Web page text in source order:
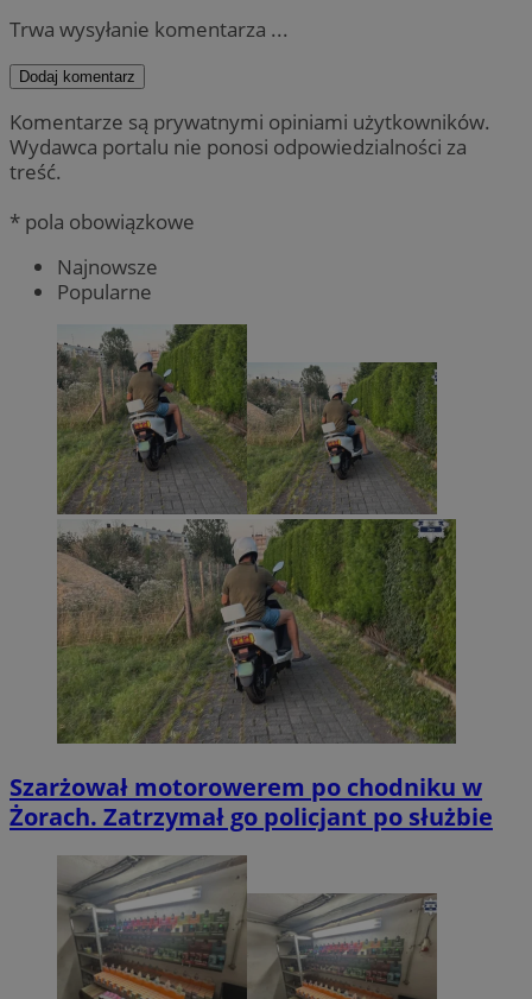
Trwa wysyłanie komentarza ...
Dodaj komentarz
Komentarze są prywatnymi opiniami użytkowników.
Wydawca portalu nie ponosi odpowiedzialności za
treść.
* pola obowiązkowe
Najnowsze
Popularne
Szarżował motorowerem po chodniku w
Żorach. Zatrzymał go policjant po służbie